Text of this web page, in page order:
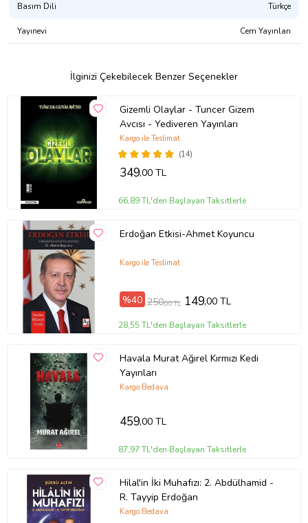
isik tutacak bir çalismadir.
Basım Yılı: 2009
Kapak Türü: Karton Kapak
Sayfa Sayısı: 224
Kağıt Cinsi: Kitap Kağıdı
Çevirmen:
Ürün Kodu:kcm33511652
Basım Dili Türkçe
Yayınevi Cem Yayınları
İlginizi Çekebilecek Benzer Seçenekler
Gizemli Olaylar - Tuncer Gizem
Avcısı - Yediveren Yayınları
(14)
Kargo ile Teslimat
349,00 TL
66,89 TL'den Başlayan Taksitlerle
Erdoğan Etkisi-Ahmet Koyuncu
Kargo ile Teslimat
%40 250,00 TL 149,00 TL
28,55 TL'den Başlayan Taksitlerle
Havala Murat Ağırel Kırmızı Kedi
Yayınları
Kargo Bedava
459,00 TL
87,97 TL'den Başlayan Taksitlerle
Hilal'in İki Muhafızı: 2. Abdülhamid -
R. Tayyip Erdoğan
Kargo Bedava